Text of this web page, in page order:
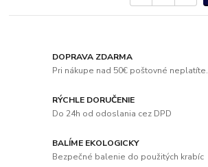
DOPRAVA ZDARMA
Pri nákupe nad 50€ poštovné neplatíte.
RÝCHLE DORUČENIE
Do 24h od odoslania cez DPD
BALÍME EKOLOGICKY
Bezpečné balenie do použitých krabíc